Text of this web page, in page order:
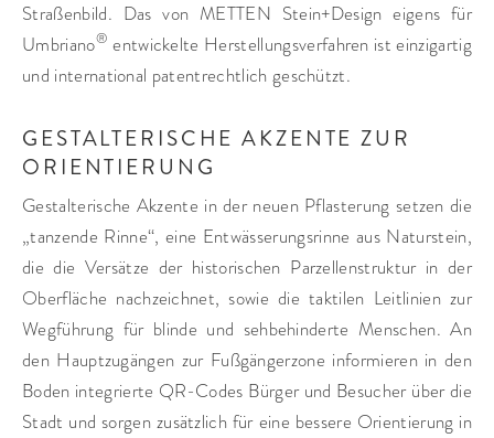
Straßenbild. Das von METTEN Stein+Design eigens für
Umbriano® entwickelte Herstellungsverfahren ist einzigartig
und international patentrechtlich geschützt.
GESTALTERISCHE AKZENTE ZUR
ORIENTIERUNG
Gestalterische Akzente in der neuen Pflasterung setzen die
„tanzende Rinne“, eine Entwässerungsrinne aus Naturstein,
die die Versätze der historischen Parzellenstruktur in der
Oberfläche nachzeichnet, sowie die taktilen Leitlinien zur
Wegführung für blinde und sehbehinderte Menschen. An
den Hauptzugängen zur Fußgängerzone informieren in den
Boden integrierte QR-Codes Bürger und Besucher über die
Stadt und sorgen zusätzlich für eine bessere Orientierung in